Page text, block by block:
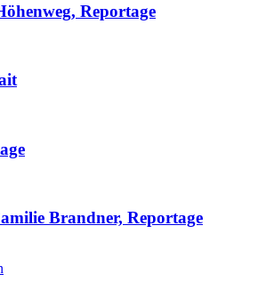
Reportage
Brandner, Reportage